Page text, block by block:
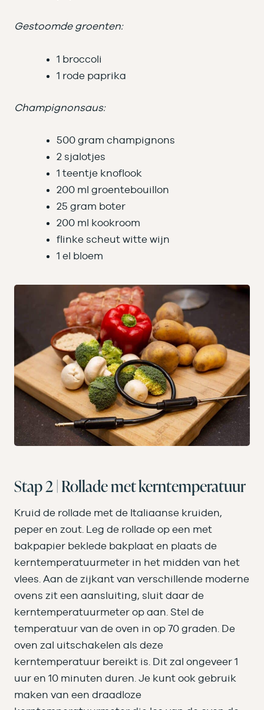
Gestoomde groenten:
1 broccoli
1 rode paprika
Champignonsaus:
500 gram champignons
2 sjalotjes
1 teentje knoflook
200 ml groentebouillon
25 gram boter
200 ml kookroom
flinke scheut witte wijn
1 el bloem
Stap 2 | Rollade met kerntemperatuur
Kruid de rollade met de Italiaanse kruiden,
peper en zout. Leg de rollade op een met
bakpapier beklede bakplaat en plaats de
kerntemperatuurmeter in het midden van het
vlees. Aan de zijkant van verschillende moderne
ovens zit een aansluiting, sluit daar de
kerntemperatuurmeter op aan. Stel de
temperatuur van de oven in op 70 graden. De
oven zal uitschakelen als deze
kerntemperatuur bereikt is. Dit zal ongeveer 1
uur en 10 minuten duren. Je kunt ook gebruik
maken van een draadloze